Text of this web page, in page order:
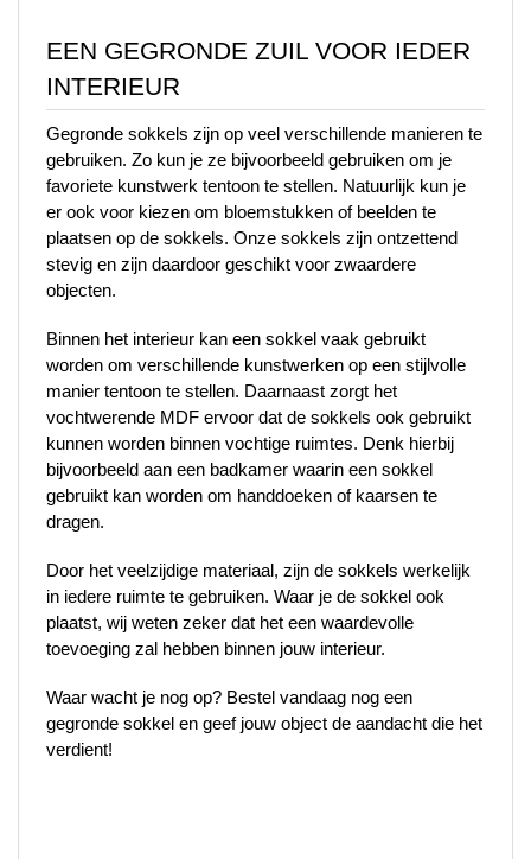
EEN GEGRONDE ZUIL VOOR IEDER
INTERIEUR
Gegronde sokkels zijn op veel verschillende manieren te
gebruiken. Zo kun je ze bijvoorbeeld gebruiken om je
favoriete kunstwerk tentoon te stellen. Natuurlijk kun je
er ook voor kiezen om bloemstukken of beelden te
plaatsen op de sokkels. Onze sokkels zijn ontzettend
stevig en zijn daardoor geschikt voor zwaardere
objecten.
Binnen het interieur kan een sokkel vaak gebruikt
worden om verschillende kunstwerken op een stijlvolle
manier tentoon te stellen. Daarnaast zorgt het
vochtwerende MDF ervoor dat de sokkels ook gebruikt
kunnen worden binnen vochtige ruimtes. Denk hierbij
bijvoorbeeld aan een badkamer waarin een sokkel
gebruikt kan worden om handdoeken of kaarsen te
dragen.
Door het veelzijdige materiaal, zijn de sokkels werkelijk
in iedere ruimte te gebruiken. Waar je de sokkel ook
plaatst, wij weten zeker dat het een waardevolle
toevoeging zal hebben binnen jouw interieur.
Waar wacht je nog op? Bestel vandaag nog een
gegronde sokkel en geef jouw object de aandacht die het
verdient!